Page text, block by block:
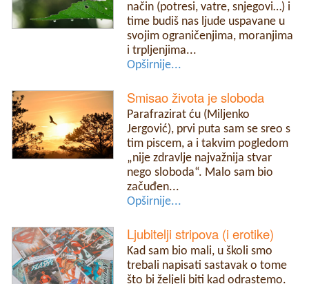
način (potresi, vatre, snjegovi…) i
time budiš nas ljude uspavane u
svojim ograničenjima, moranjima
i trpljenjima...
Opširnije...
Smisao života je sloboda
Parafrazirat ću (Miljenko
Jergović), prvi puta sam se sreo s
tim piscem, a i takvim pogledom
„nije zdravlje najvažnija stvar
nego sloboda“. Malo sam bio
začuđen...
Opširnije...
Ljubitelji stripova (i erotike)
Kad sam bio mali, u školi smo
trebali napisati sastavak o tome
što bi željeli biti kad odrastemo.